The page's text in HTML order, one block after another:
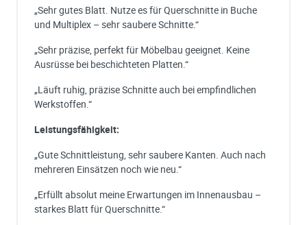
„Sehr gutes Blatt. Nutze es für Querschnitte in Buche
und Multiplex – sehr saubere Schnitte.“
„Sehr präzise, perfekt für Möbelbau geeignet. Keine
Ausrüsse bei beschichteten Platten.“
„Läuft ruhig, präzise Schnitte auch bei empfindlichen
Werkstoffen.“
Leistungsfähigkeit:
„Gute Schnittleistung, sehr saubere Kanten. Auch nach
mehreren Einsätzen noch wie neu.“
„Erfüllt absolut meine Erwartungen im Innenausbau –
starkes Blatt für Querschnitte.“